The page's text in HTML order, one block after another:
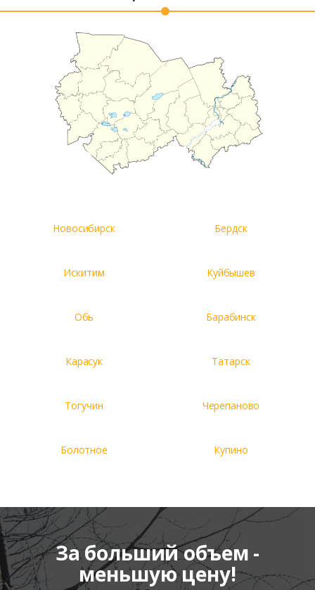
Новосибирск Бердск
Искитим Куйбышев
Обь Барабинск
Карасук Татарск
Тогучин Черепаново
Болотное Купино
За больший объем -
меньшую цену!